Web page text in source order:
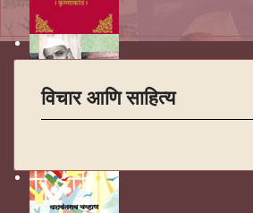
विचार आणि साहित्य